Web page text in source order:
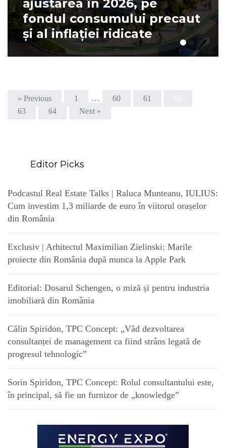
ajustarea în 2026, pe
fondul consumului precaut
și al inflației ridicate
« Previous 1 … 60 61
63
64 Next »
Editor Picks
Podcastul Real Estate Talks | Raluca Munteanu, IULIUS:
Cum investim 1,3 miliarde de euro în viitorul orașelor
din România
Exclusiv | Arhitectul Maximilian Zielinski: Marile
proiecte din România după munca la Apple Park
Editorial: Dosarul Schengen, o miză și pentru industria
imobiliară din România
Călin Spiridon, TPC Concept: „Văd dezvoltarea
consultanței de management ca fiind strâns legată de
progresul tehnologic”
Sorin Spiridon, TPC Concept: Rolul consultantului este,
în principal, să fie un furnizor de „knowledge”